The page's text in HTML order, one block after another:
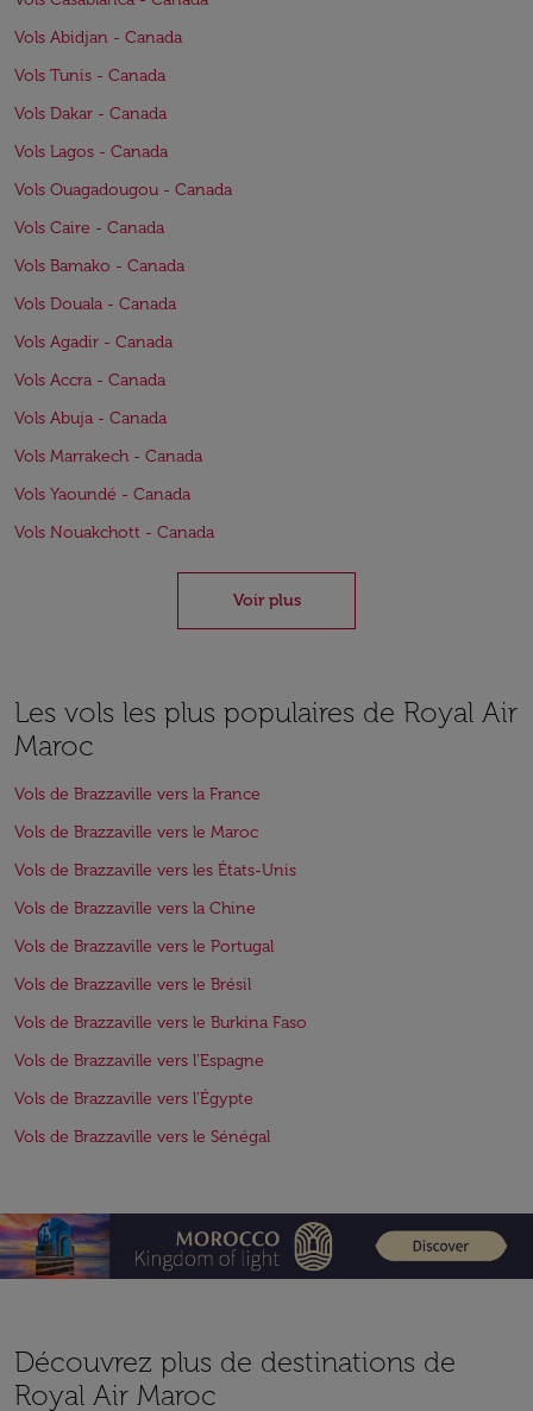
Vols Abidjan - Canada
Vols Tunis - Canada
Vols Dakar - Canada
Vols Lagos - Canada
Vols Ouagadougou - Canada
Vols Caire - Canada
Vols Bamako - Canada
Vols Douala - Canada
Vols Agadir - Canada
Vols Accra - Canada
Vols Abuja - Canada
Vols Marrakech - Canada
Vols Yaoundé - Canada
Vols Nouakchott - Canada
Voir plus
Les vols les plus populaires de Royal Air
Maroc
Vols de Brazzaville vers la France
Vols de Brazzaville vers le Maroc
Vols de Brazzaville vers les États-Unis
Vols de Brazzaville vers la Chine
Vols de Brazzaville vers le Portugal
Vols de Brazzaville vers le Brésil
Vols de Brazzaville vers le Burkina Faso
Vols de Brazzaville vers l'Espagne
Vols de Brazzaville vers l'Égypte
Vols de Brazzaville vers le Sénégal
Découvrez plus de destinations de
Royal Air Maroc